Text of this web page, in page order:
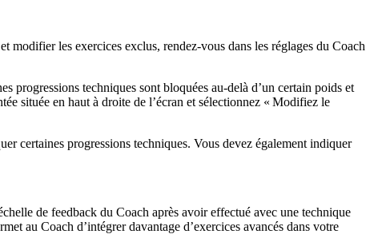
modifier les exercices exclus, rendez-vous dans les réglages du Coach
progressions techniques sont bloquées au-delà d’un certain poids et
située en haut à droite de l’écran et sélectionnez « Modifiez le
certaines progressions techniques. Vous devez également indiquer
de feedback du Coach après avoir effectué avec une technique
au Coach d’intégrer davantage d’exercices avancés dans votre